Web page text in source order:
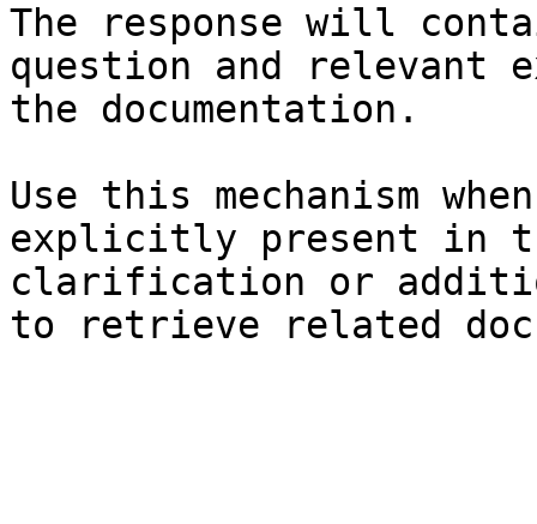
The response will
question and relevant
the documentation.
Use this mechanism
explicitly present in
clarification or